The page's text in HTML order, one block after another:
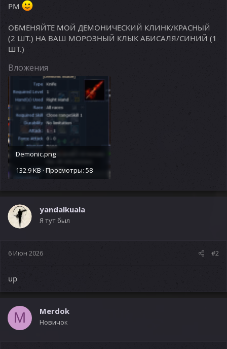
PM
ОБМЕНЯЙТЕ МОЙ ДЕМОНИЧЕСКИЙ КЛИНК/КРАСНЫЙ
(2 ШТ.) НА ВАШ МОРОЗНЫЙ КЛЫК АБИСАЛЯ/СИНИЙ (1
ШТ.)
Вложения
Demonic.png
132.9 KB · Просмотры: 58
yandalkuala
Я тут был
6 Июн 2026 #2
up
M Merdok
Новичок